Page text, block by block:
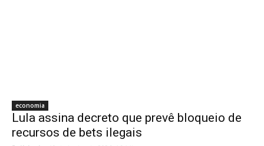
economia
Lula assina decreto que prevê bloqueio de
recursos de bets ilegais